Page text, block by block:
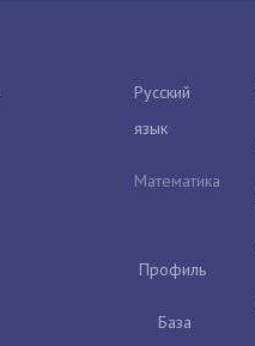
Русский
язык
Математика
Профиль
База